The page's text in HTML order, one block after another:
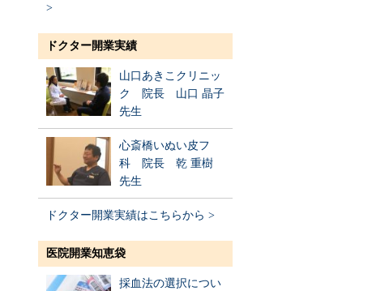
>
ドクター開業実績
山口あきこクリニッ
ク 院長 山口 晶子
先生
心斎橋いぬい皮フ
科 院長 乾 重樹
先生
ドクター開業実績はこちらから >
医院開業知恵袋
採血法の選択につい